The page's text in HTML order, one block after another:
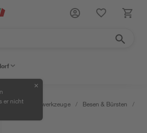
er nicht
✕
/ Gartenhandwerkzeuge / Besen & Bürsten /